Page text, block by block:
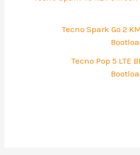
Tecno Spark Go 2
Tecno Pop 5 LTE